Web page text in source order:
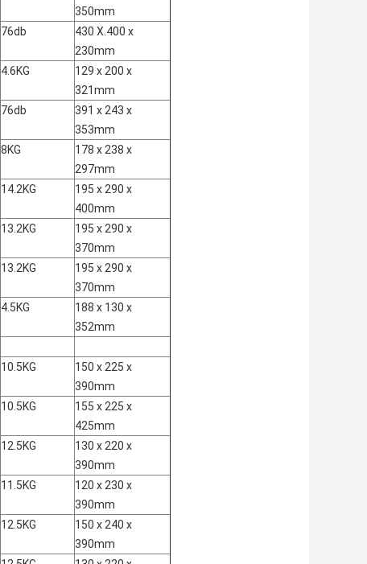
350mm
76db
430 X.400 x
230mm
4.6KG
129 x 200 x
321mm
76db
391 x 243 x
353mm
8KG
178 x 238 x
297mm
14.2KG
195 x 290 x
400mm
13.2KG
195 x 290 x
370mm
13.2KG
195 x 290 x
370mm
4.5KG
188 x 130 x
352mm
10.5KG
150 x 225 x
390mm
10.5KG
155 x 225 x
425mm
12.5KG
130 x 220 x
390mm
11.5KG
120 x 230 x
390mm
12.5KG
150 x 240 x
390mm